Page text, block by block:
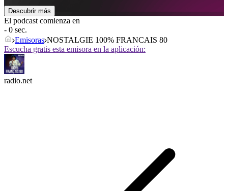
Descubrir más
El podcast comienza en
- 0 sec.
Emisoras NOSTALGIE 100% FRANCAIS 80
Escucha gratis esta emisora en la aplicación:
radio.net